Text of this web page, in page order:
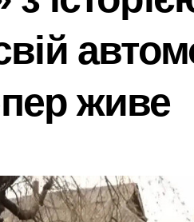
суд анулювання прав
Захисників у Києві:
у чехів понад 12 млн грн:
грн компенсацій: фінансова
та проект на
пенсіонерка втратила $18
живе